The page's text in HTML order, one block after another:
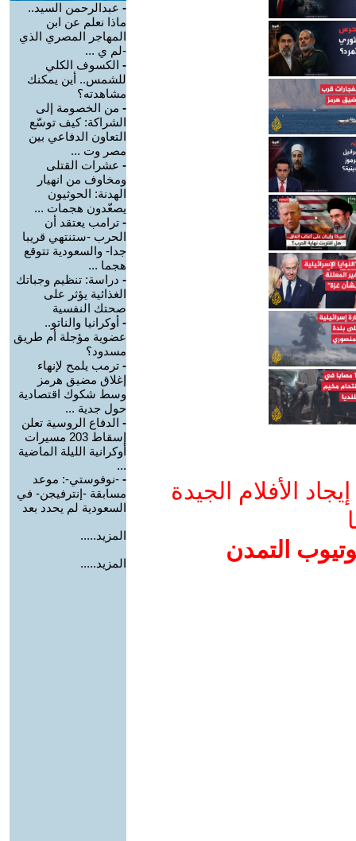
الأفلام الجيدة
التمدن
- عبدالرحمن السيد..
ماذا نعلم عن ابن
المهاجر المصري الذي
-لم ي ...
- الكسوف الكلي
للشمس.. أين يمكنك
مشاهدته؟
- من الخصومة إلى
الشراكة: كيف توسّع
التعاون الدفاعي بين
مصر وت ...
- عشرات القتلى
ومخاوف من انهيار
الهدنة: الحوثيون
يصعّدون هجمات ...
- ترامب يعتقد أن
الحرب -ستنتهي قريبا
جدا- والسعودية تتوقع
هجما ...
- دراسة: تنظيم وجباتك
الغذائية يؤثر على
صحتك النفسية
- أوكرانيا والناتو..
عضوية مؤجلة أم طريق
مسدود؟
- ترمب يلمح لإنهاء
إغلاق مضيق هرمز
وسط شكوك اقتصادية
حول جدية ...
- الدفاع الروسية تعلن
إسقاط 203 مسيرات
أوكرانية الليلة الماضية
...
- -نوفوستي-: موعد
مسابقة -إنترفيجن- في
السعودية لم يحدد بعد
المزيد.....
المزيد.....